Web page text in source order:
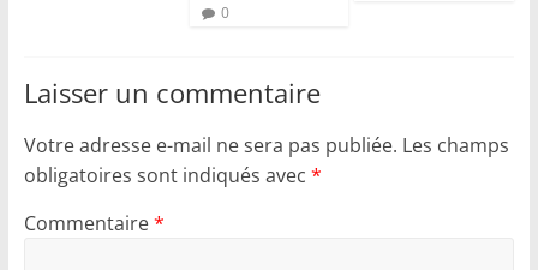
0
Laisser un commentaire
Votre adresse e-mail ne sera pas publiée. Les champs
obligatoires sont indiqués avec *
Commentaire*